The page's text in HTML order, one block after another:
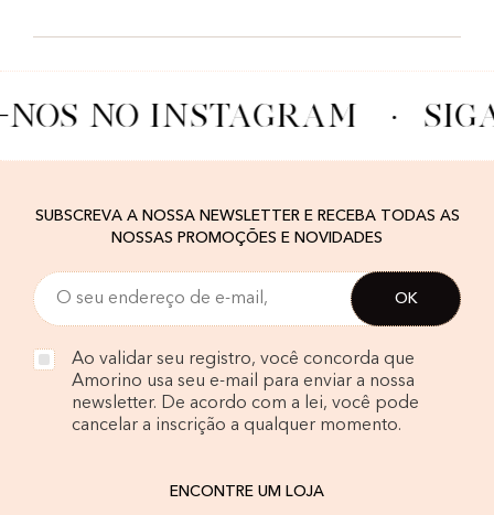
NOS NO INSTAGRAM ·
SUBSCREVA A NOSSA NEWSLETTER E RECEBA TODAS AS
NOSSAS PROMOÇÕES E NOVIDADES
Ao validar seu registro, você concorda que
Amorino usa seu e-mail para enviar a nossa
newsletter. De acordo com a lei, você pode
cancelar a inscrição a qualquer momento.
ENCONTRE UM LOJA